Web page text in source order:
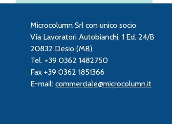
Microcolumn Srl con unico socio
Via Lavoratori Autobianchi, 1 Ed. 24/B
20832 Desio (MB)
Tel. +39 0362 1482750
Fax +39 0362 1851366
E-mail: commerciale@microcolumn.it